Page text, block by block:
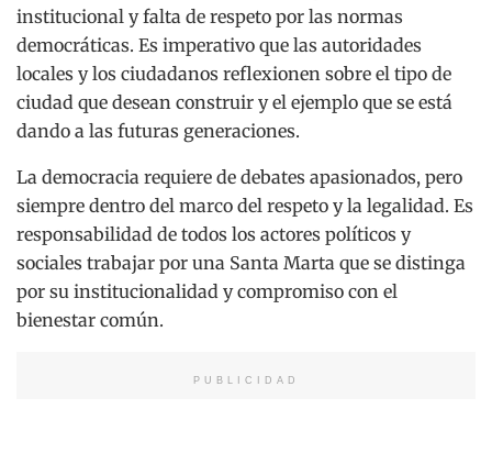
institucional y falta de respeto por las normas
democráticas. Es imperativo que las autoridades
locales y los ciudadanos reflexionen sobre el tipo de
ciudad que desean construir y el ejemplo que se está
dando a las futuras generaciones.
La democracia requiere de debates apasionados, pero
siempre dentro del marco del respeto y la legalidad. Es
responsabilidad de todos los actores políticos y
sociales trabajar por una Santa Marta que se distinga
por su institucionalidad y compromiso con el
bienestar común.
PUBLICIDAD